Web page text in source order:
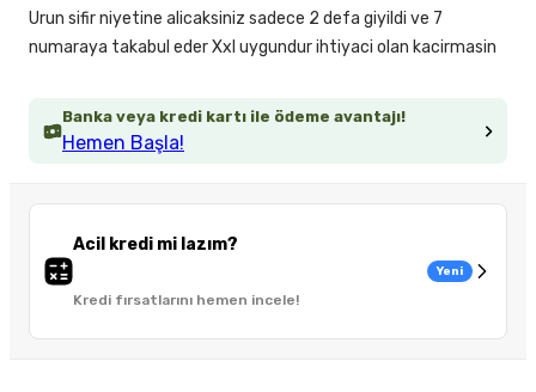
Banka veya kredi kartı ile ödeme avantajı!
Hemen Başla!
Acil kredi mi lazım?
Kredi fırsatlarını hemen incele!
Yeni
Urun sifir niyetine alicaksiniz sadece 2 defa giyildi ve 7
numaraya takabul eder Xxl uygundur ihtiyaci olan kacirmasin